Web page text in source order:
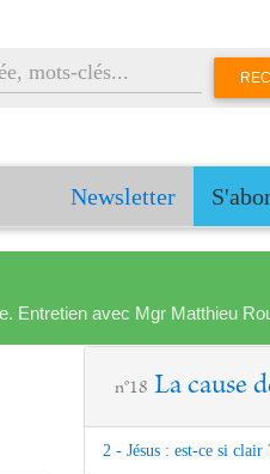
Newsletter
Entretien avec Mgr Matthieu
n°18 La cause
2 - Jésus : est-ce si clair